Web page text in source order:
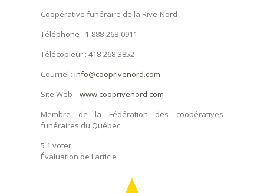
Coopérative funéraire de la Rive-Nord
Téléphone : 1-888-268-0911
Télécopieur : 418-268-3852
Courriel :info@cooprivenord.com
Site Web :www.cooprivenord.com
Membre de la Fédération des coopératives
funéraires du Québec
5 1 voter
Évaluation de l'article